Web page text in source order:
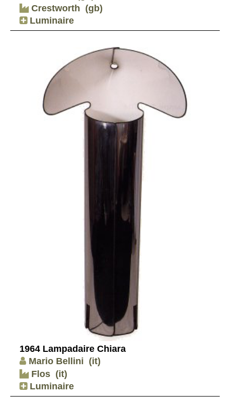
Crestworth (gb)
Luminaire
1964 Lampadaire Chiara
Mario Bellini (it)
Flos (it)
Luminaire